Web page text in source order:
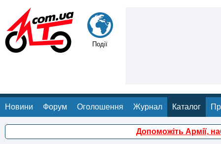
Події
Новини Форум Оголошення Журнал Каталог
Допоможіть Армії,